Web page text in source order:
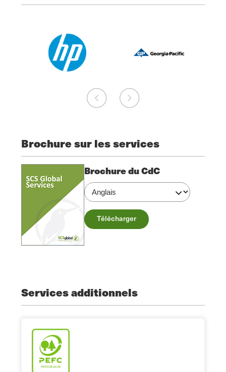
Brochure sur les services
Brochure du CdC
Télécharger
Services additionnels